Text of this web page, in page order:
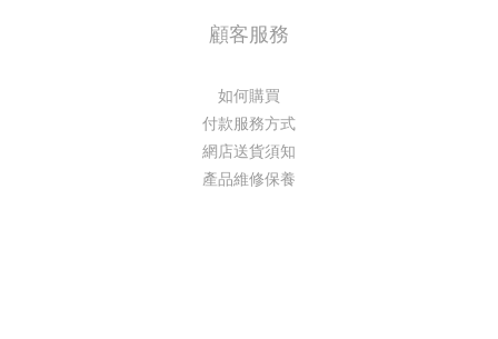
顧客服務
如何購買
付款服務方式
網店送貨須知
產品維修保養